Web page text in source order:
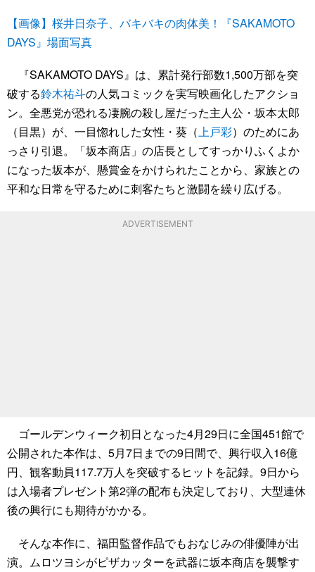
【画像】桜井日奈子、バキバキの肉体美！『SAKAMOTO
DAYS』場面写真
『SAKAMOTO DAYS』は、累計発行部数1,500万部を突
破する鈴木祐斗の人気コミックを実写映画化したアクショ
ン。全悪党が恐れる凄腕の殺し屋だった主人公・坂本太郎
（目黒）が、一目惚れした女性・葵（上戸彩）のためにあ
っさり引退。「坂本商店」の店長としてすっかりふくよか
になった坂本が、懸賞金をかけられたことから、家族との
平和な日常を守るために刺客たちと激闘を繰り広げる。
ADVERTISEMENT
ゴールデンウィーク初日となった4月29日に全国451館で
公開された本作は、5月7日までの9日間で、興行収入16億
円、観客動員117.7万人を突破するヒットを記録。9日から
は入場者プレゼント第2弾の配布も決定しており、大型連休
後の興行にも期待がかかる。
そんな本作に、福田監督作品でもおなじみの俳優陣が出
演。ムロツヨシがピザカッターを武器に坂本商店を襲撃す